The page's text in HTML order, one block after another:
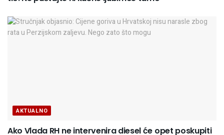
AKTUALNO
Ako Vlada RH ne intervenira diesel će opet poskupiti